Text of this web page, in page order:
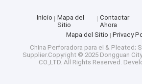
para exteriores
cremallera de
pantalla
Inicio
Mapa del
Sitio
Contactar
Ahora
Mapa del Sitio
Privacy
China Perforadora para el & Pleated;
Supplier.Copyright © 2025 Dongguan
CO.,LTD. All Rights Reserved.